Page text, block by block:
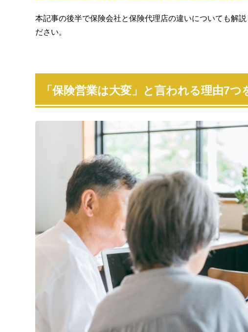
本記事の後半で保険会社と保険代理店の違いについても解
ださい。
「保険営業は大変」と言われる理由7つ